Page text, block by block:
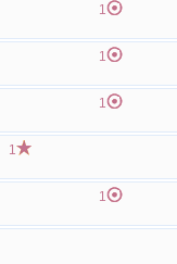
1
1
1
1
1